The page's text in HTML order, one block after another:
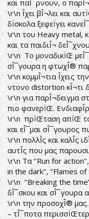
και παÎ¯ρνουν, ο
\r\n Î­χει βÎ¬λει και
δÏσκολα ξεφεÏγει
\r\n του Heavy metal,
και τα παιδιÎ¬
\r\n Το μοναδικÏŒ
σÎ¯γουρα η φτωχÎ®
\r\n κομμÎ¬τια Î­χεις
ντονο distortion κÎ¬τι
\r\n για παρÎ¬δειγμα
πιο φανερÏŒ.
\r\n πρÏŒταση απÏŒ τα
και εÎ¯μαι σÎ¯γουρος
\r\n πολλÎ­ς και καλÎ­ς
αυτÎ­ς που μας
\r\n Τα ‘’Run for
in the dark’’, ‘’Flames of
\r\n ‘’Breaking the
δÎ¯σκου και σÎ¯γουρα
\r\n την προσοχÎ®
– τÎ¯ποτα